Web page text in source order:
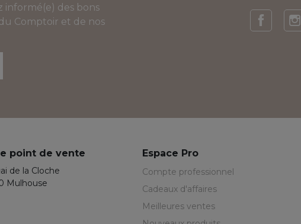
informé(e) des bons
Comptoir et de nos
point de vente
de la Cloche
Mulhouse
Espace Pro
Compte professionnel
Cadeaux d'affaires
Meilleures ventes